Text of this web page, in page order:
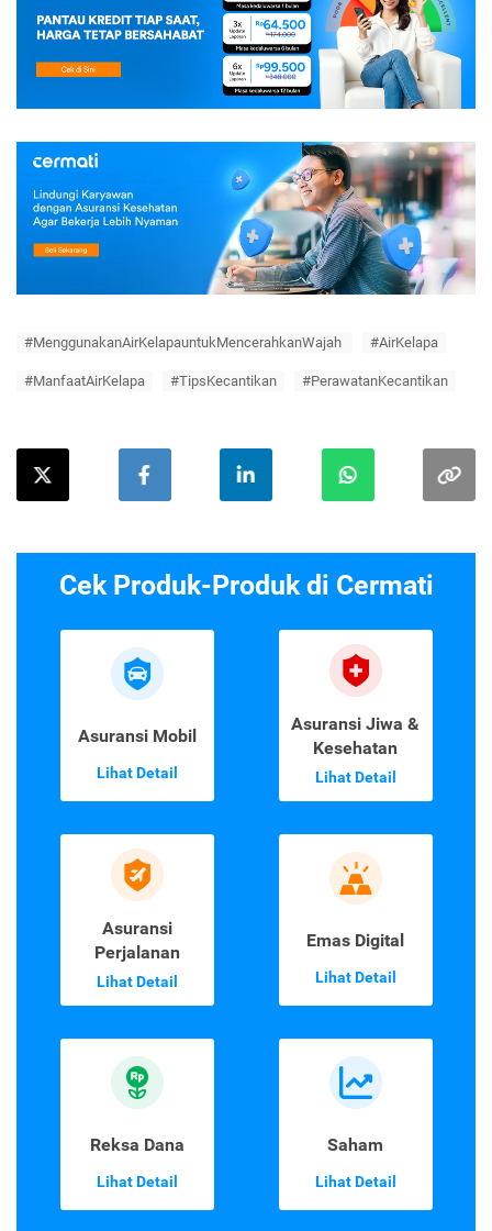
#MenggunakanAirKelapauntukMencerahkanWajah #AirKelapa
#ManfaatAirKelapa #TipsKecantikan #PerawatanKecantikan
Cek Produk-Produk di Cermati
Asuransi Mobil
Lihat Detail
Asuransi Jiwa &
Kesehatan
Lihat Detail
Asuransi
Perjalanan
Lihat Detail
Emas Digital
Lihat Detail
Reksa Dana
Lihat Detail
Saham
Lihat Detail